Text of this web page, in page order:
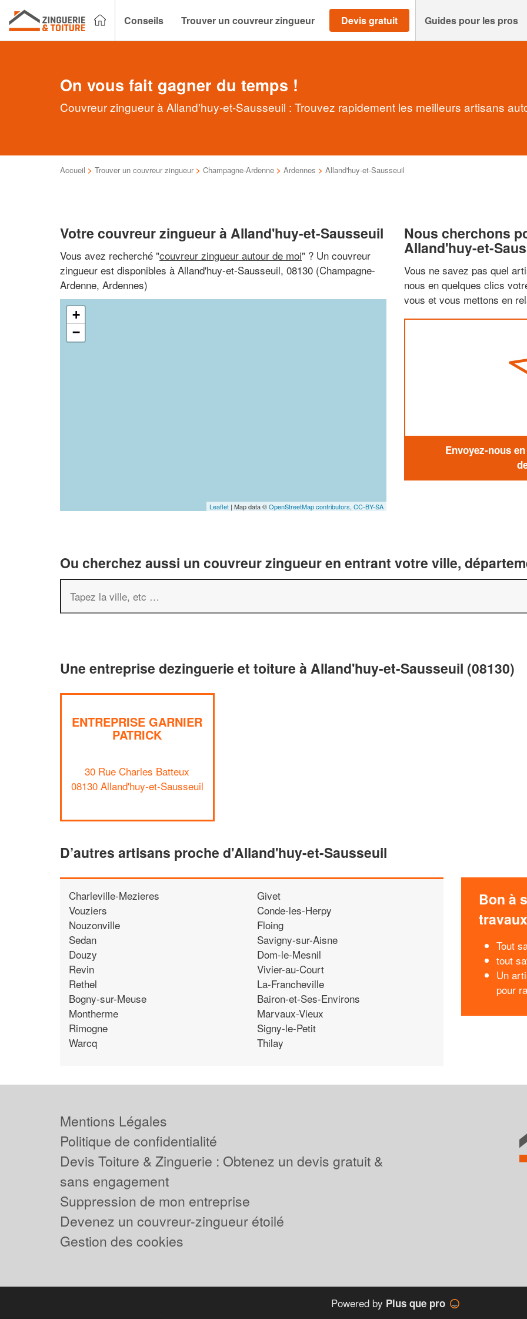
Conseils Trouver un couvreur zingueur Devis gratuit Guides pour les pros
On vous fait gagner du temps !
Couvreur zingueur à Alland'huy-et-Sausseuil : Trouvez rapidement les meilleurs artisans
Accueil > Trouver un couvreur zingueur > Champagne-Ardenne > Ardennes > Alland'huy-et-Sausseuil
Votre couvreur zingueur à Alland'huy-et-Sausseuil
Vous avez recherché "couvreur zingueur autour de moi" ? Un couvreur
zingueur est disponibles à Alland'huy-et-Sausseuil, 08130 (Champagne-
Ardenne, Ardennes)
+
−
Leaflet | Map data ©OpenStreetMap contributors, CC-BY-SA
Nous cherchons
Alland'huy-et-
Vous ne savez pas quel
nous en quelques clics
vous et vous mettons en
Envoyez-nous
Ou cherchez aussi un couvreur zingueur en entrant votre ville,
Une entreprise dezinguerie et toiture à Alland'huy-et-Sausseuil (08130)
ENTREPRISE GARNIER
PATRICK
30 Rue Charles Batteux
08130 Alland'huy-et-Sausseuil
D’autres artisans proche d'Alland'huy-et-Sausseuil
Charleville-Mezieres
Vouziers
Nouzonville
Sedan
Douzy
Revin
Rethel
Bogny-sur-Meuse
Montherme
Rimogne
Warcq
Givet
Conde-les-Herpy
Floing
Savigny-sur-Aisne
Dom-le-Mesnil
Vivier-au-Court
La-Francheville
Bairon-et-Ses-Environs
Marvaux-Vieux
Signy-le-Petit
Thilay
Bon à
travaux
Tout
tout
Un
pour
Mentions Légales
Politique de confidentialité
Devis Toiture & Zinguerie : Obtenez un devis gratuit &
sans engagement
Suppression de mon entreprise
Devenez un couvreur-zingueur étoilé
Gestion des cookies
Powered by Plus que pro